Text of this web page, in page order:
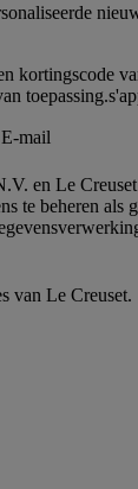
kortingscode
E-mail
en Le
te beheren als
van Le Creuset.